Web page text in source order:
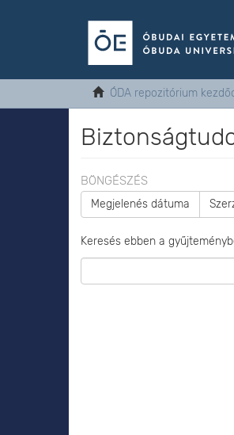
ÓDA repozitórium
BÖNGÉSZÉS
Megjelenés dátuma
Keresés ebben a